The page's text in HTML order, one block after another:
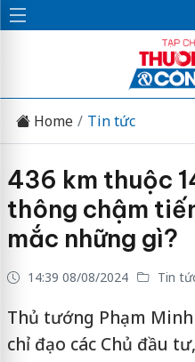
Home Tin tức
436 km thuộc
thông chậm
mắc những gì?
14:39 08/08/2024 Tin
Thủ tướng Phạm Minh
chỉ đạo các Chủ đầu